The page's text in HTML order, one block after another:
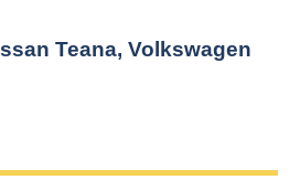
Teana, Volkswagen